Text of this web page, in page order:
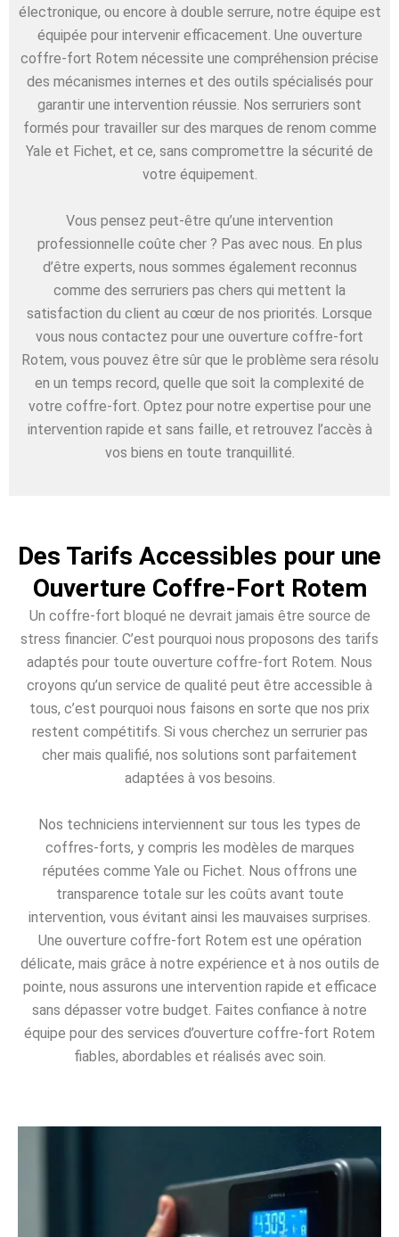
électronique, ou encore à double serrure, notre équipe est
équipée pour intervenir efficacement. Une ouverture
coffre-fort Rotem nécessite une compréhension précise
des mécanismes internes et des outils spécialisés pour
garantir une intervention réussie. Nos serruriers sont
formés pour travailler sur des marques de renom comme
Yale et Fichet, et ce, sans compromettre la sécurité de
votre équipement.
Vous pensez peut-être qu’une intervention
professionnelle coûte cher ? Pas avec nous. En plus
d’être experts, nous sommes également reconnus
comme des serruriers pas chers qui mettent la
satisfaction du client au cœur de nos priorités. Lorsque
vous nous contactez pour une ouverture coffre-fort
Rotem, vous pouvez être sûr que le problème sera résolu
en un temps record, quelle que soit la complexité de
votre coffre-fort. Optez pour notre expertise pour une
intervention rapide et sans faille, et retrouvez l’accès à
vos biens en toute tranquillité.
Des Tarifs Accessibles pour une
Ouverture Coffre-Fort Rotem
Un coffre-fort bloqué ne devrait jamais être source de
stress financier. C’est pourquoi nous proposons des tarifs
adaptés pour toute ouverture coffre-fort Rotem. Nous
croyons qu’un service de qualité peut être accessible à
tous, c’est pourquoi nous faisons en sorte que nos prix
restent compétitifs. Si vous cherchez un serrurier pas
cher mais qualifié, nos solutions sont parfaitement
adaptées à vos besoins.
Nos techniciens interviennent sur tous les types de
coffres-forts, y compris les modèles de marques
réputées comme Yale ou Fichet. Nous offrons une
transparence totale sur les coûts avant toute
intervention, vous évitant ainsi les mauvaises surprises.
Une ouverture coffre-fort Rotem est une opération
délicate, mais grâce à notre expérience et à nos outils de
pointe, nous assurons une intervention rapide et efficace
sans dépasser votre budget. Faites confiance à notre
équipe pour des services d’ouverture coffre-fort Rotem
fiables, abordables et réalisés avec soin.